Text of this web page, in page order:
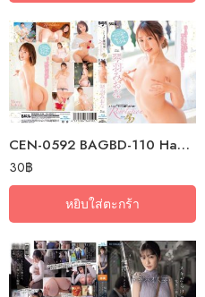
CEN-0592 BAGBD-110 Hack’s Bishoujo Revolution Miona Kotoha (Blu-ray Disc)
30฿
หยิบใส่ตะกร้า